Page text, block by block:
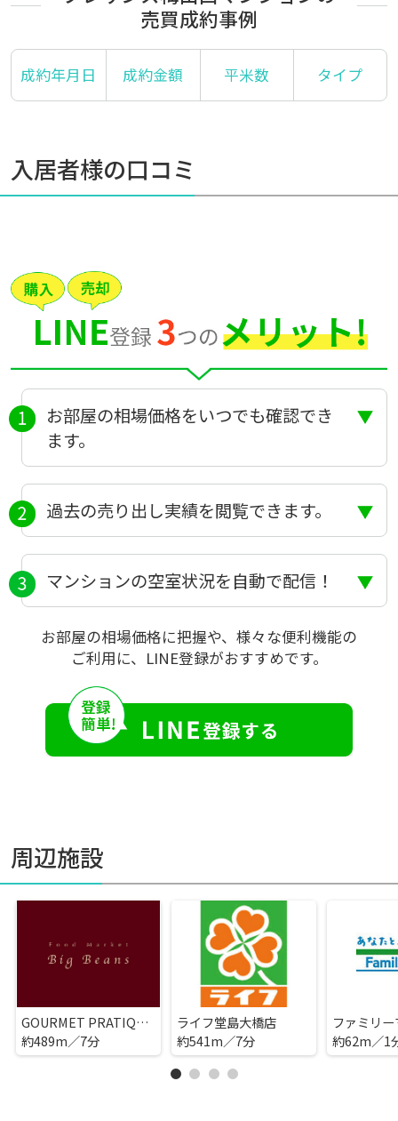
売買成約事例
成約年月日 成約金額 平米数 タイプ
入居者様の口コミ
お部屋の相場価格をいつでも確認でき
ます。
過去の売り出し実績を閲覧できます。
マンションの空室状況を自動で配信！
お部屋の相場価格に把握や、様々な便利機能の
ご利用に、LINE登録がおすすめです。
周辺施設
GOURMET PRATIQUE BIG BEANS ノース店
約489m／7分
ライフ堂島大橋店
約541m／7分
約62m／1